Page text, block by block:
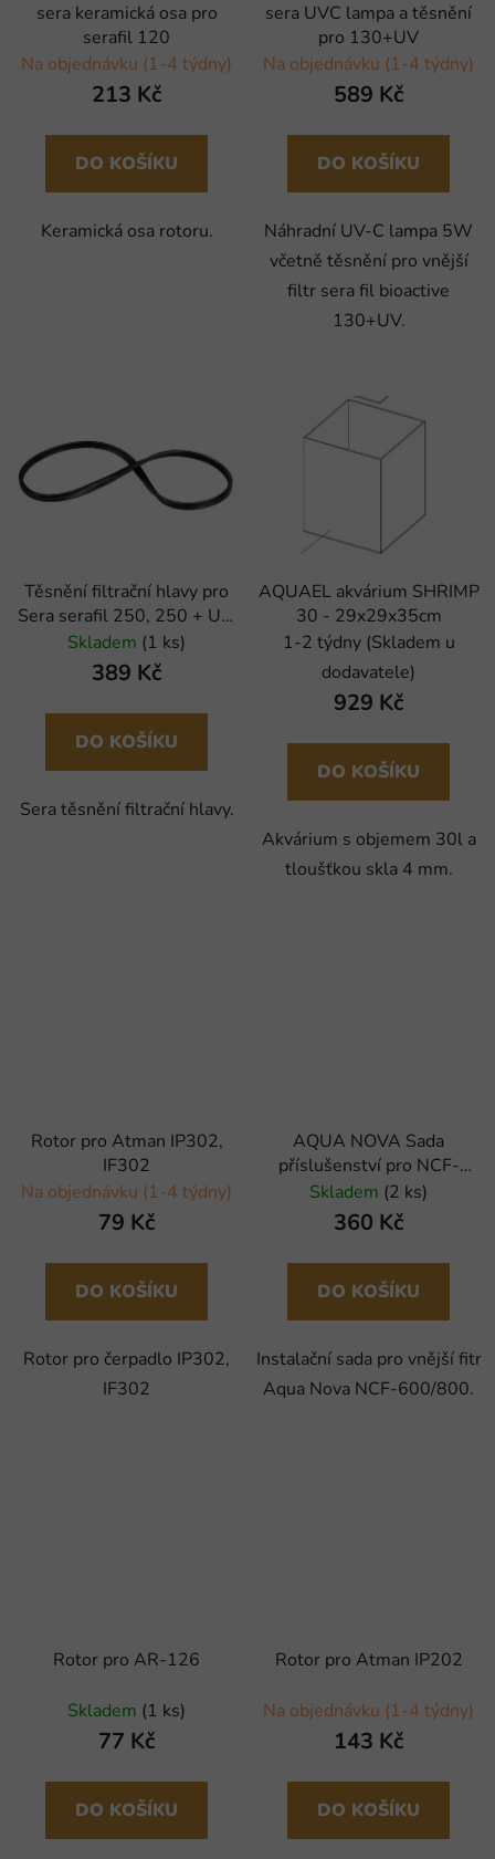
sera keramická osa pro
serafil 120
Na objednávku (1-4 týdny)
213 Kč
DO KOŠÍKU
Keramická osa rotoru.
sera UVC lampa a těsnění
pro 130+UV
Na objednávku (1-4 týdny)
589 Kč
DO KOŠÍKU
Náhradní UV-C lampa 5W
včetně těsnění pro vnější
filtr sera fil bioactive
130+UV.
Těsnění filtrační hlavy pro
Sera serafil 250, 250 + UV,
400 + UV
Skladem (1 ks)
389 Kč
DO KOŠÍKU
Sera těsnění filtrační hlavy.
AQUAEL akvárium SHRIMP
30 - 29x29x35cm
1-2 týdny (Skladem u
dodavatele)
929 Kč
DO KOŠÍKU
Akvárium s objemem 30l a
tloušťkou skla 4 mm.
Rotor pro Atman IP302,
IF302
Na objednávku (1-4 týdny)
79 Kč
DO KOŠÍKU
Rotor pro čerpadlo IP302,
IF302
AQUA NOVA Sada
příslušenství pro NCF-
600/800
Skladem (2 ks)
360 Kč
DO KOŠÍKU
Instalační sada pro vnější fitr
Aqua Nova NCF-600/800.
Rotor pro AR-126
Skladem (1 ks)
77 Kč
DO KOŠÍKU
Rotor pro Atman IP202
Na objednávku (1-4 týdny)
143 Kč
DO KOŠÍKU